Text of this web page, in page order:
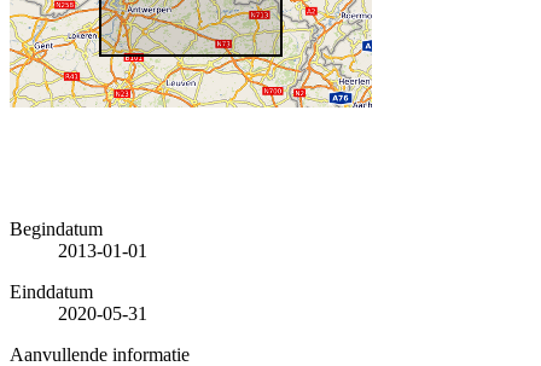
Begindatum
2013-01-01
Einddatum
2020-05-31
Aanvullende informatie